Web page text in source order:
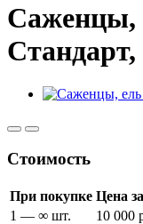
Саженцы,
Стандарт,
Стоимость
При покупке Цена
1 — ∞ шт.
10 000